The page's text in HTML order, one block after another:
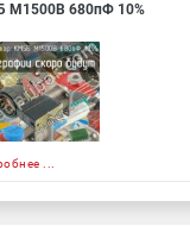
М1500В 680пФ 10%
...